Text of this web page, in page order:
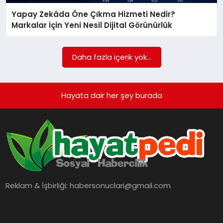
BESLENME
Yapay Zekâda Öne Çıkma Hizmeti Nedir?
Markalar İçin Yeni Nesil Dijital Görünürlük
Daha fazla içerik yok...
Hayata dair her şey burada
Reklam & İşbirliği:habersonuclari@gmail.com